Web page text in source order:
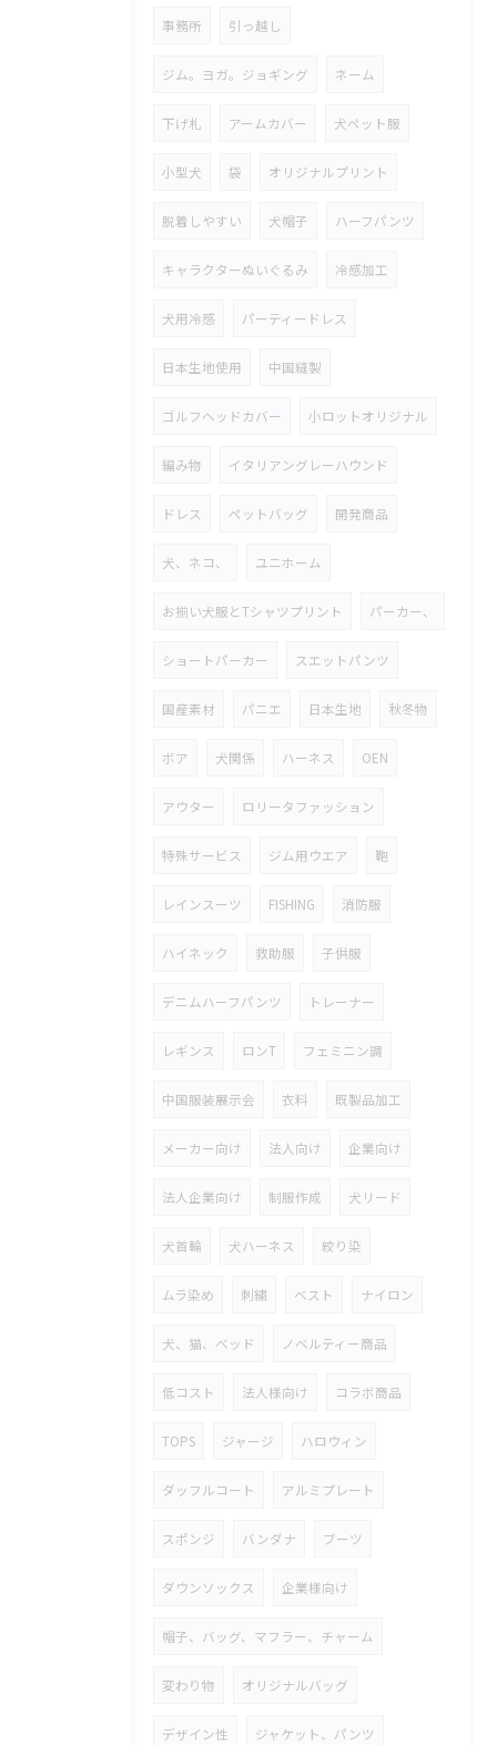
事務所 引っ越し
ジム。ヨガ。ジョギング ネーム
下げ札 アームカバー 犬ペット服
小型犬 袋 オリジナルプリント
脱着しやすい 犬帽子 ハーフパンツ
キャラクターぬいぐるみ 冷感加工
犬用冷感 パーティードレス
日本生地使用 中国縫製
ゴルフヘッドカバー 小ロットオリジナル
編み物 イタリアングレーハウンド
ドレス ペットバッグ 開発商品
犬、ネコ、 ユニホーム
お揃い犬服とTシャツプリント パーカー、
ショートパーカー スエットパンツ
国産素材 パニエ 日本生地 秋冬物
ボア 犬関係 ハーネス OEN
アウター ロリータファッション
特殊サービス ジム用ウエア 鞄
レインスーツ FISHING 消防服
ハイネック 救助服 子供服
デニムハーフパンツ トレーナー
レギンス ロンT フェミニン調
中国服装展示会 衣料 既製品加工
メーカー向け 法人向け 企業向け
法人企業向け 制服作成 犬リード
犬首輪 犬ハーネス 絞り染
ムラ染め 刺繍 ベスト ナイロン
犬、猫、ベッド ノベルティー商品
低コスト 法人様向け コラボ商品
TOPS ジャージ ハロウィン
ダッフルコート アルミプレート
スポンジ バンダナ ブーツ
ダウンソックス 企業様向け
帽子、バッグ、マフラー、チャーム
変わり物 オリジナルバッグ
デザイン性 ジャケット、パンツ